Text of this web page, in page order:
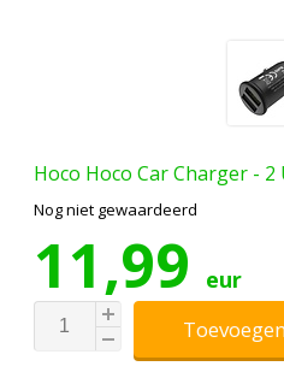
Hoco Hoco Car Charger - 2
Nog niet gewaardeerd
11,99 eur